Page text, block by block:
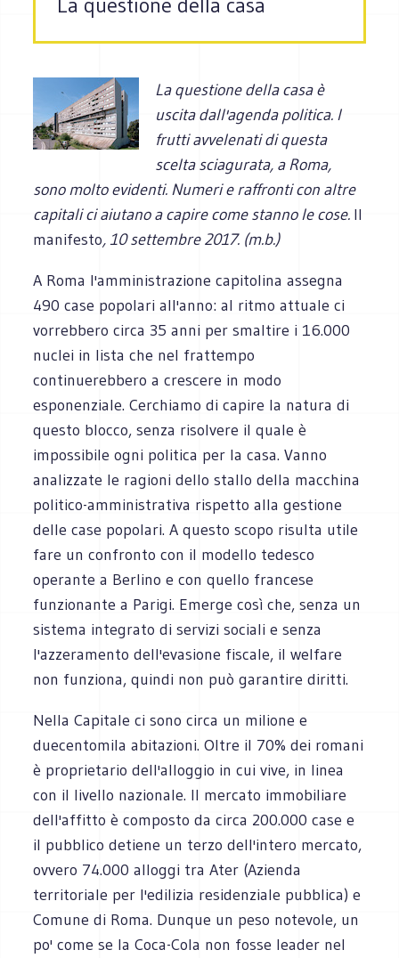
La questione della casa
La questione della casaè
uscita dall'agenda politica. I
frutti avvelenati di questa
scelta sciagurata, a Roma,
sono molto evidenti. Numeri e raffronti con altre
capitali ci aiutano a capire come stanno le cose. Il
manifesto, 10 settembre 2017. (m.b.)
A Roma l'amministrazione capitolina assegna
490 case popolari all'anno: al ritmo attuale ci
vorrebbero circa 35 anni per smaltire i 16.000
nuclei in lista che nel frattempo
continuerebbero a crescere in modo
esponenziale. Cerchiamo di capire la natura di
questo blocco, senza risolvere il quale è
impossibile ogni politica per la casa. Vanno
analizzate le ragioni dello stallo della macchina
politico-amministrativa rispetto alla gestione
delle case popolari. A questo scopo risulta utile
fare un confronto con il modello tedesco
operante a Berlino e con quello francese
funzionante a Parigi. Emerge così che, senza un
sistema integrato di servizi sociali e senza
l'azzeramento dell'evasione fiscale, il welfare
non funziona, quindi non può garantire diritti.
Nella Capitale ci sono circa un milione e
duecentomila abitazioni. Oltre il 70% dei romani
è proprietario dell'alloggio in cui vive, in linea
con il livello nazionale. Il mercato immobiliare
dell'affitto è composto da circa 200.000 case e
il pubblico detiene un terzo dell'intero mercato,
ovvero 74.000 alloggi tra Ater (Azienda
territoriale per l'edilizia residenziale pubblica) e
Comune di Roma. Dunque un peso notevole, un
po' come se la Coca-Cola non fosse leader nel